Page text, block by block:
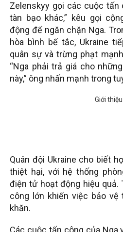
Zelenskyy gọi các cuộc tấn
tàn bạo khác,” kêu gọi
động để ngăn chặn Nga.
hòa bình bế tắc, Ukraine
quân sự và trừng phạt
“Nga phải trả giá cho
này,” ông nhấn mạnh trong
Quân đội Ukraine cho biết
thiệt hại, với hệ thống
điện tử hoạt động hiệu quả.
công lớn khiến việc bảo vệ
khăn.